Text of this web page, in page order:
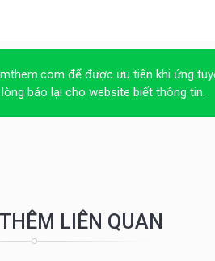
để được ưu tiên khi ứng
báo lại cho website biết thông tin.
LIÊN QUAN